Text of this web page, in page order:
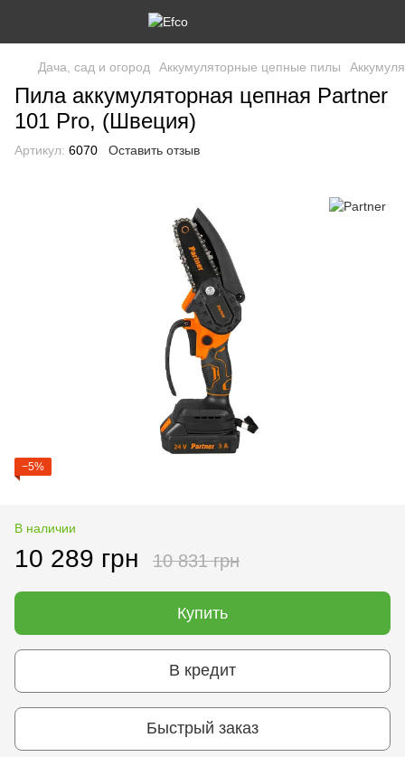
Дача, сад и огород Аккумуляторные цепные пилы
Пила аккумуляторная цепная Partner
101 Pro, (Швеция)
Артикул: 6070 Оставить отзыв
−5%
В наличии
10 289 грн 10 831 грн
Купить
В кредит
Быстрый заказ